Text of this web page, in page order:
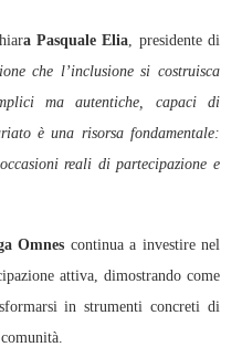
a Pasquale Elia , presidente di
che l’inclusione si costruisca
ma autentiche, capaci di
è una risorsa fondamentale:
reali di partecipazione e
Omnes continua a investire nel
attiva, dimostrando come
in strumenti concreti di